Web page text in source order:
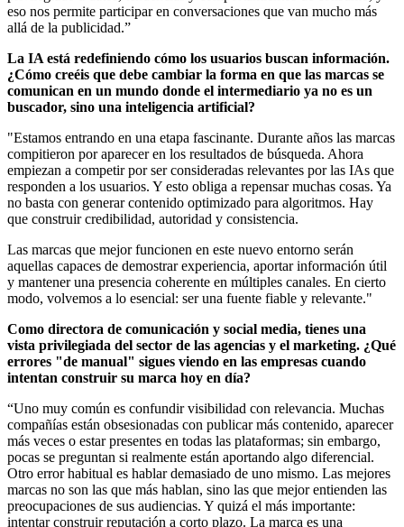
eso nos permite participar en conversaciones que van mucho más
allá de la publicidad.”
La IA está redefiniendo cómo los usuarios buscan información.
¿Cómo creéis que debe cambiar la forma en que las marcas se
comunican en un mundo donde el intermediario ya no es un
buscador, sino una inteligencia artificial?
"Estamos entrando en una etapa fascinante. Durante años las marcas
compitieron por aparecer en los resultados de búsqueda. Ahora
empiezan a competir por ser consideradas relevantes por las IAs que
responden a los usuarios. Y esto obliga a repensar muchas cosas. Ya
no basta con generar contenido optimizado para algoritmos. Hay
que construir credibilidad, autoridad y consistencia.
Las marcas que mejor funcionen en este nuevo entorno serán
aquellas capaces de demostrar experiencia, aportar información útil
y mantener una presencia coherente en múltiples canales. En cierto
modo, volvemos a lo esencial: ser una fuente fiable y relevante."
Como directora de comunicación y social media, tienes una
vista privilegiada del sector de las agencias y el marketing. ¿Qué
errores "de manual" sigues viendo en las empresas cuando
intentan construir su marca hoy en día?
“Uno muy común es confundir visibilidad con relevancia. Muchas
compañías están obsesionadas con publicar más contenido, aparecer
más veces o estar presentes en todas las plataformas; sin embargo,
pocas se preguntan si realmente están aportando algo diferencial.
Otro error habitual es hablar demasiado de uno mismo. Las mejores
marcas no son las que más hablan, sino las que mejor entienden las
preocupaciones de sus audiencias. Y quizá el más importante:
intentar construir reputación a corto plazo. La marca es una